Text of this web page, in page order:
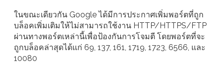
ในขณะเดียวกัน Google ได้มีการประกาศเพิ่มพอร์ตที่ถูก
บล็อคเพิ่มเติมให้ไม่สามารถใช้งาน HTTP/HTTPS/FTP
ผ่านทางพอร์ตเหล่านี้เพื่อป้องกันการโจมตี โดยพอร์ตที่จะ
ถูกบล็อคล่าสุดได้แก่ 69, 137, 161, 1719, 1723, 6566, และ
10080